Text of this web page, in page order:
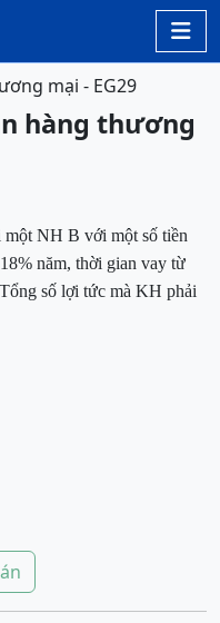

mại - EG29
hàng thương
một NH B với một số tiền
năm, thời gian vay từ
số lợi tức mà KH phải